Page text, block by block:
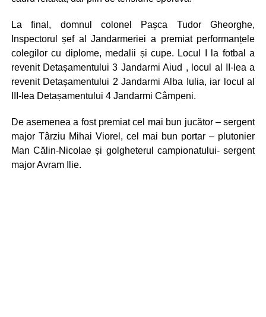
La final, domnul colonel Pașca Tudor Gheorghe,
Inspectorul șef al Jandarmeriei a premiat performanțele
colegilor cu diplome, medalii și cupe. Locul I la fotbal a
revenit Detașamentului 3 Jandarmi Aiud , locul al II-lea a
revenit Detașamentului 2 Jandarmi Alba Iulia, iar locul al
III-lea Detașamentului 4 Jandarmi Câmpeni.
De asemenea a fost premiat cel mai bun jucător – sergent
major Târziu Mihai Viorel, cel mai bun portar – plutonier
Man Călin-Nicolae și golgheterul campionatului- sergent
major Avram Ilie.